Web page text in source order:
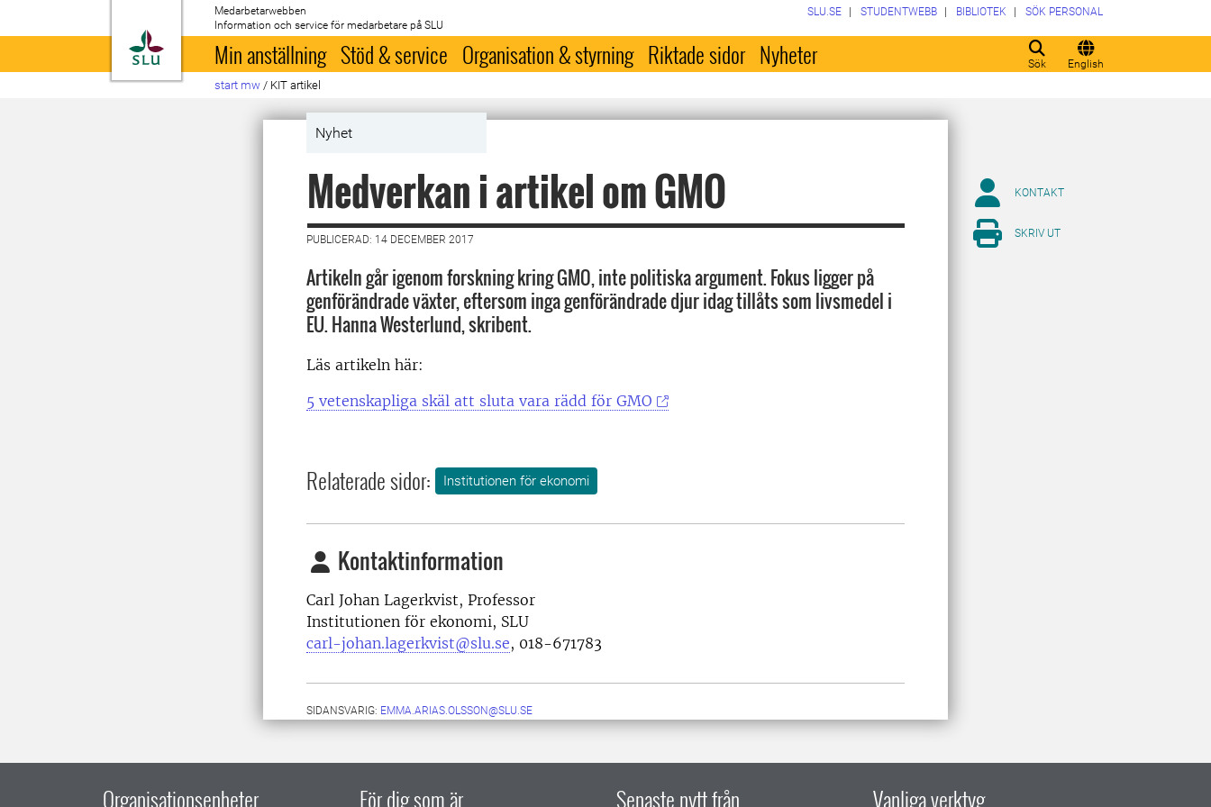
Till startsida
Medarbetarwebben
Information och service för medarbetare på SLU
Sök English
SLU.SE STUDENTWEBB BIBLIOTEK SÖK PERSONAL
Min anställning Stöd & service Organisation & styrning Riktade sidor Nyheter
start mw / KIT artikel
Nyhet
Medverkan i artikel om GMO
PUBLICERAD: 14 DECEMBER 2017
Artikeln går igenom forskning kring GMO, inte politiska argument. Fokus ligger på
genförändrade växter, eftersom inga genförändrade djur idag tillåts som livsmedel i
EU. Hanna Westerlund, skribent.
Läs artikeln här:
5 vetenskapliga skäl att sluta vara rädd för GMO
Relaterade sidor: Institutionen för ekonomi
Kontaktinformation
Carl Johan Lagerkvist, Professor
Institutionen för ekonomi, SLU
carl-johan.lagerkvist@slu.se, 018-671783
SIDANSVARIG: EMMA.ARIAS.OLSSON@SLU.SE
KONTAKT
SKRIV UT
Organisationsenheter För dig som är Senaste nytt från Vanliga verktyg